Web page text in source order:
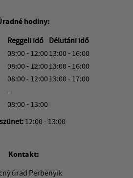
hodiny:
Reggeli idő Délutáni idő
08:00 - 12:0013:00 - 16:00
08:00 - 12:0013:00 - 16:00
08:00 - 12:0013:00 - 17:00
-
08:00 - 13:00
12:00 - 13:00
Kontakt:
úrad Perbenyik